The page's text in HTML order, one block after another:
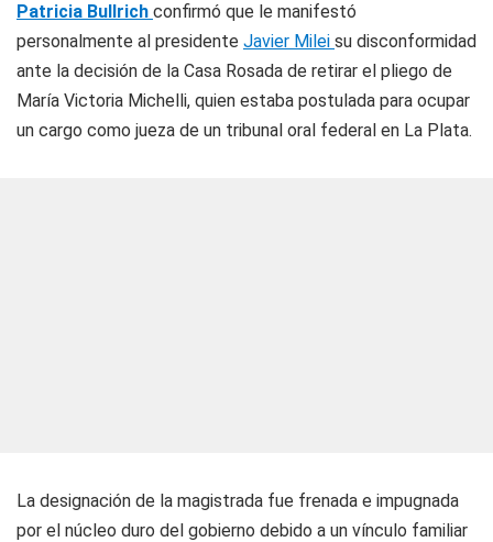
Patricia Bullrich confirmó que le manifestó
personalmente al presidente Javier Milei su disconformidad
ante la decisión de la Casa Rosada de retirar el pliego de
María Victoria Michelli, quien estaba postulada para ocupar
un cargo como jueza de un tribunal oral federal en La Plata.
La designación de la magistrada fue frenada e impugnada
por el núcleo duro del gobierno debido a un vínculo familiar